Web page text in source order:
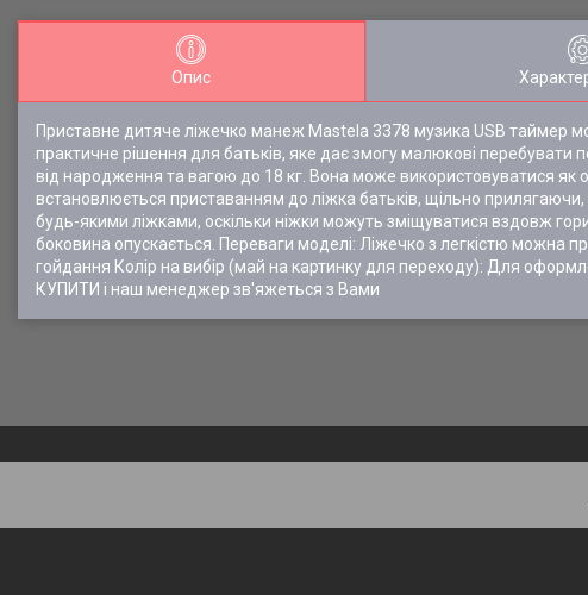
Опис
Приставне дитяче ліжечко манеж Mastela 3378 музика USB таймер
практичне рішення для батьків, яке дає змогу малюкові
від народження та вагою до 18 кг. Вона може використовуватися як
встановлюється приставанням до ліжка батьків, щільно
будь-якими ліжками, оскільки ніжки можуть зміщуватися вздовж
боковина опускається. Переваги моделі: Ліжечко з легкістю можна
гойдання Колір на вибір (май на картинку для переходу): Для
КУПИТИ і наш менеджер зв'яжеться з Вами